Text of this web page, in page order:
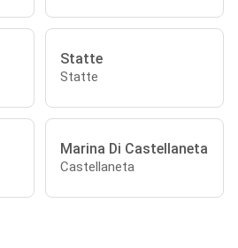
Statte
Statte
Marina Di Castellaneta
Castellaneta